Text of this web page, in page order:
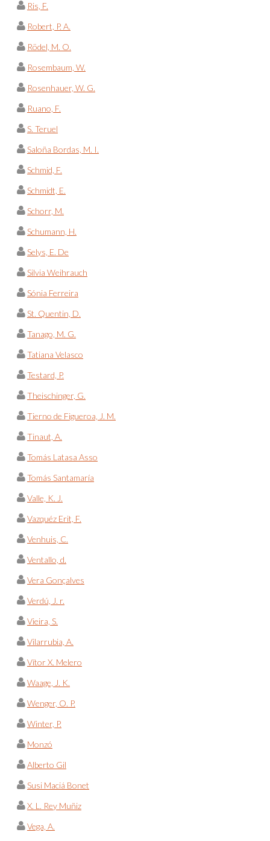
Ris, F.
Robert, P. A.
Rödel, M. O.
Rosembaum, W.
Rosenhauer, W. G.
Ruano, F.
S. Teruel
Saloña Bordas, M. I.
Schmid, F.
Schmidt, E.
Schorr, M.
Schumann, H.
Selys, E. De
Silvia Weihrauch
Sónia Ferreira
St. Quentin, D.
Tanago, M. G.
Tatiana Velasco
Testard, P.
Theischinger, G.
Tierno de Figueroa, J. M.
Tinaut, A.
Tomás Latasa Asso
Tomás Santamaría
Valle, K. J.
Vazquéz Erit, F.
Venhuis, C.
Ventallo, d.
Vera Gonçalves
Verdú, J. r.
Vieira, S.
Vilarrubia, A.
Vítor X. Melero
Waage, J. K.
Wenger, O. P.
Winter, P.
Monzó
Alberto Gil
Susi Maciá Bonet
X. L. Rey Muñiz
Vega, A.